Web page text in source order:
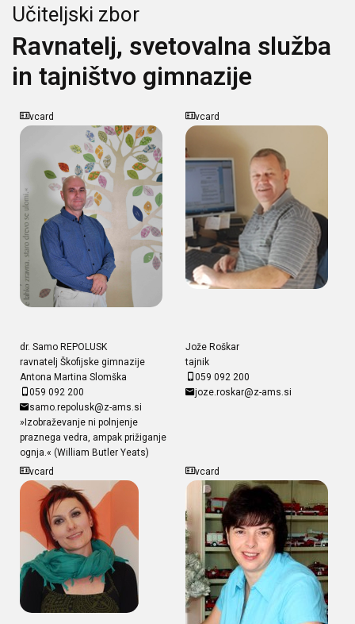
Učiteljski zbor
Ravnatelj, svetovalna služba
in tajništvo gimnazije
vcard
dr. Samo REPOLUSK
ravnatelj Škofijske gimnazije
Antona Martina Slomška
059 092 200
samo.repolusk@z-ams.si
»Izobraževanje ni polnjenje
praznega vedra, ampak prižiganje
ognja.« (William Butler Yeats)
vcard
Jože Roškar
tajnik
059 092 200
joze.roskar@z-ams.si
vcard vcard